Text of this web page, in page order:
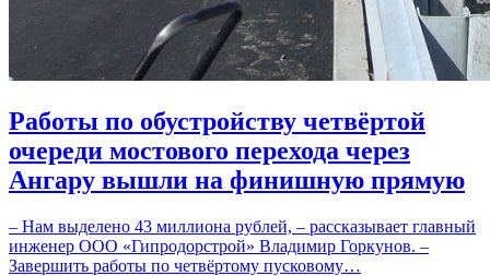
Работы по обустройству четвёртой
очереди мостового перехода через
Ангару вышли на финишную прямую
– Нам выделено 43 миллиона рублей, – рассказывает главный
инженер ООО «Гипродорстрой» Владимир Горкунов. –
Завершить работы по четвёртому пусковому…